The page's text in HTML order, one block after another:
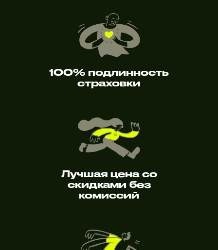
100% подлинность
страховки
Лучшая цена со
скидками без
комиссий